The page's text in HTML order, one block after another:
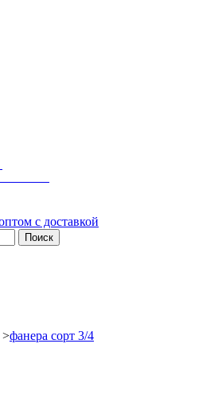
Поиск
>фанера сорт 3/4